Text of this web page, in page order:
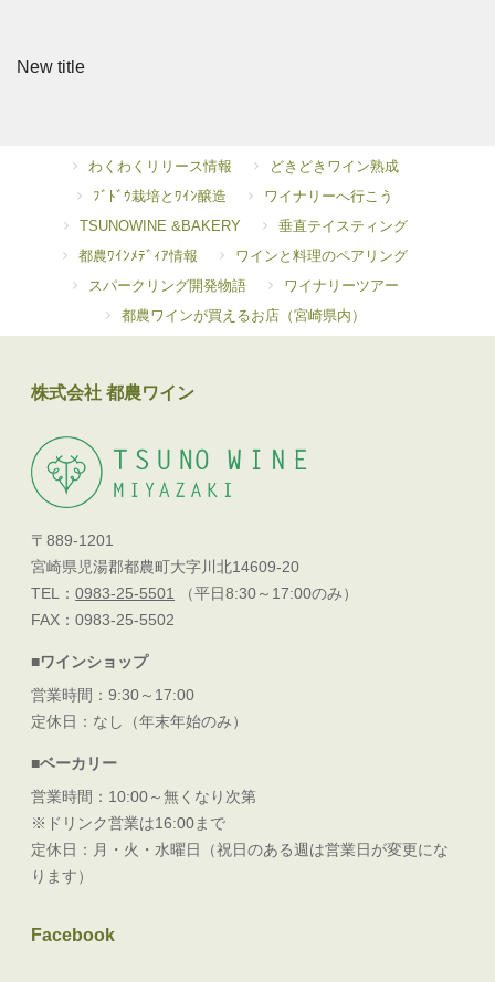
New title
わくわくリリース情報
どきどきワイン熟成
ﾌﾞﾄﾞｳ栽培とﾜｲﾝ醸造
ワイナリーへ行こう
TSUNOWINE &BAKERY
垂直テイスティング
都農ﾜｲﾝﾒﾃﾞｨｱ情報
ワインと料理のペアリング
スパークリング開発物語
ワイナリーツアー
都農ワインが買えるお店（宮崎県内）
株式会社 都農ワイン
〒889-1201
宮崎県児湯郡都農町大字川北14609-20
TEL：0983-25-5501
（平日8:30～17:00のみ）
FAX：0983-25-5502
■ワインショップ
営業時間：9:30～17:00
定休日：なし（年末年始のみ）
■ベーカリー
営業時間：10:00～無くなり次第
※ドリンク営業は16:00まで
定休日：月・火・水曜日（祝日のある週は営業日が変更にな
ります）
Facebook